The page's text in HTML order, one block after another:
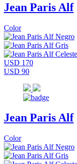
Jean Paris Alf
Color
USD 170
USD 90
Jean Paris Alf
Color